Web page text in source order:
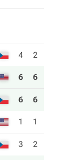
4 2
6 6
6 6
1 1
3 2